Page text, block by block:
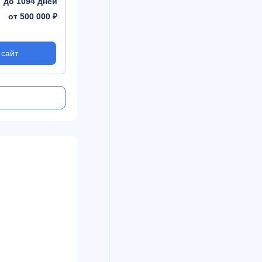
от 500 000 ₽